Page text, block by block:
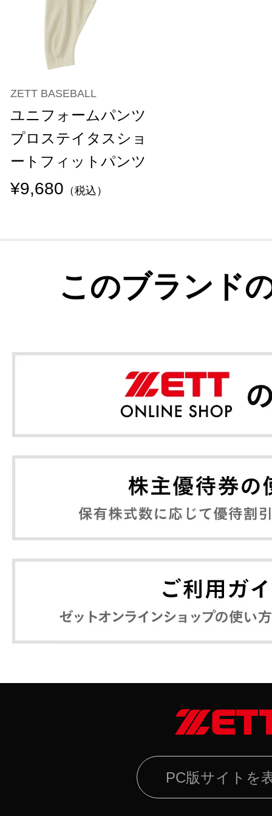
ZETT BASEBALL
ユニフォームパンツ
プロステイタスショ
ートフィットパンツ
¥9,680 （税込）
このブランド
PC版サイトを